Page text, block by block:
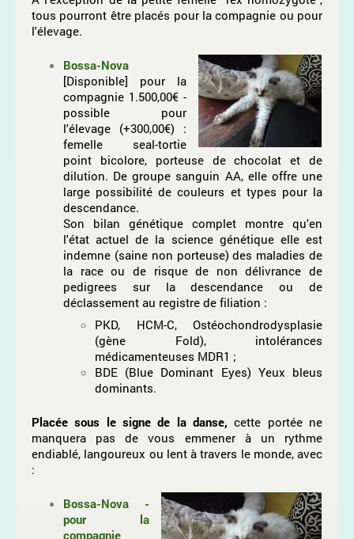
tous pourront être placés pour la compagnie ou pour
l'élevage.
Bossa-Nova
[Disponible] pour la
compagnie 1.500,00€ -
possible pour
l'élevage (+300,00€) :
femelle seal-tortie
point bicolore, porteuse de chocolat et de
dilution. De groupe sanguin AA, elle offre une
large possibilité de couleurs et types pour la
descendance.
Son bilan génétique complet montre qu'en
l'état actuel de la science génétique elle est
indemne (saine non porteuse) des maladies de
la race ou de risque de non délivrance de
pedigrees sur la descendance ou de
déclassement au registre de filiation :
PKD, HCM-C, Ostéochondrodysplasie
(gène Fold), intolérances
médicamenteuses MDR1 ;
BDE (Blue Dominant Eyes) Yeux bleus
dominants.
Placée sous le signe de la danse, cette portée ne
manquera pas de vous emmener à un rythme
endiablé, langoureux ou lent à travers le monde, avec
:
Bossa-Nova -
pour la
compagnie